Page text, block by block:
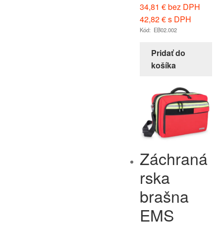
34,81 €bez DPH
42,82€s DPH
Kód: EB02.002
Pridať do
košíka
Záchraná
rska
brašna
EMS